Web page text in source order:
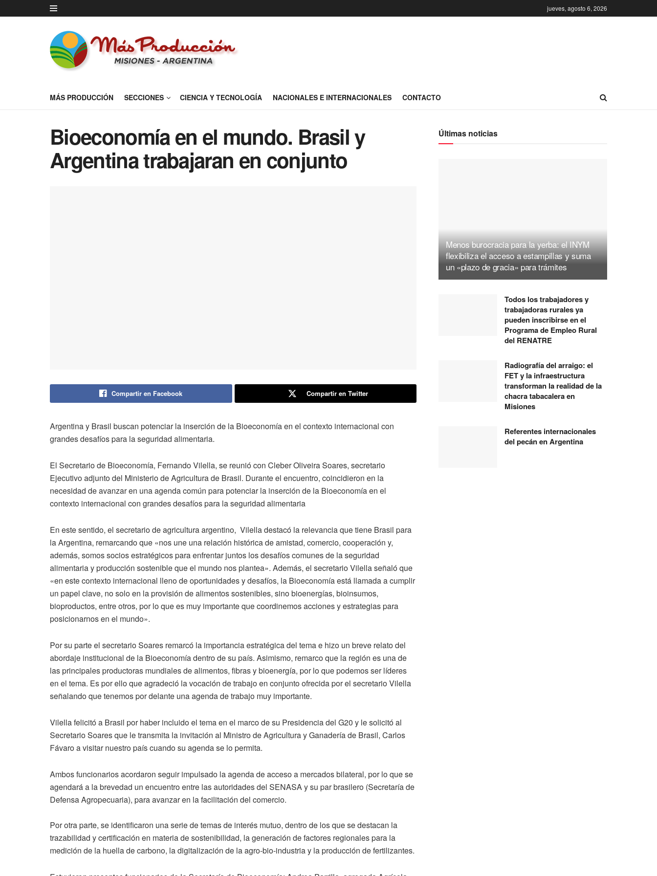
jueves, agosto 6, 2026
MÁS PRODUCCIÓN SECCIONES CIENCIA Y TECNOLOGÍA NACIONALES E INTERNACIONALES CONTACTO
Bioeconomía en el mundo. Brasil y
Argentina trabajaran en conjunto
Compartir en Facebook Compartir en Twitter
Argentina y Brasil buscan potenciar la inserción de la Bioeconomía en el contexto internacional con
grandes desafíos para la seguridad alimentaria.
El Secretario de Bioeconomía, Fernando Vilella, se reunió con Cleber Oliveira Soares, secretario
Ejecutivo adjunto del Ministerio de Agricultura de Brasil. Durante el encuentro, coincidieron en la
necesidad de avanzar en una agenda común para potenciar la inserción de la Bioeconomía en el
contexto internacional con grandes desafíos para la seguridad alimentaria
En este sentido, el secretario de agricultura argentino, Vilella destacó la relevancia que tiene Brasil para
la Argentina, remarcando que «nos une una relación histórica de amistad, comercio, cooperación y,
además, somos socios estratégicos para enfrentar juntos los desafíos comunes de la seguridad
alimentaria y producción sostenible que el mundo nos plantea». Además, el secretario Vilella señaló que
«en este contexto internacional lleno de oportunidades y desafíos, la Bioeconomía está llamada a cumplir
un papel clave, no solo en la provisión de alimentos sostenibles, sino bioenergías, bioinsumos,
bioproductos, entre otros, por lo que es muy importante que coordinemos acciones y estrategias para
posicionarnos en el mundo».
Por su parte el secretario Soares remarcó la importancia estratégica del tema e hizo un breve relato del
abordaje institucional de la Bioeconomía dentro de su país. Asimismo, remarco que la región es una de
las principales productoras mundiales de alimentos, fibras y bioenergía, por lo que podemos ser líderes
en el tema. Es por ello que agradeció la vocación de trabajo en conjunto ofrecida por el secretario Vilella
señalando que tenemos por delante una agenda de trabajo muy importante.
Vilella felicitó a Brasil por haber incluido el tema en el marco de su Presidencia del G20 y le solicitó al
Secretario Soares que le transmita la invitación al Ministro de Agricultura y Ganadería de Brasil, Carlos
Fávaro a visitar nuestro país cuando su agenda se lo permita.
Ambos funcionarios acordaron seguir impulsado la agenda de acceso a mercados bilateral, por lo que se
agendará a la brevedad un encuentro entre las autoridades del SENASA y su par brasilero (Secretaría de
Defensa Agropecuaria), para avanzar en la facilitación del comercio.
Por otra parte, se identificaron una serie de temas de interés mutuo, dentro de los que se destacan la
trazabilidad y certificación en materia de sostenibilidad, la generación de factores regionales para la
medición de la huella de carbono, la digitalización de la agro-bio-industria y la producción de fertilizantes.
Últimas noticias
Menos burocracia para la yerba: el INYM
flexibiliza el acceso a estampillas y suma
un «plazo de gracia» para trámites
Todos los trabajadores y
trabajadoras rurales ya
pueden inscribirse en el
Programa de Empleo Rural
del RENATRE
Radiografía del arraigo: el
FET y la infraestructura
transforman la realidad de la
chacra tabacalera en
Misiones
Referentes internacionales
del pecán en Argentina